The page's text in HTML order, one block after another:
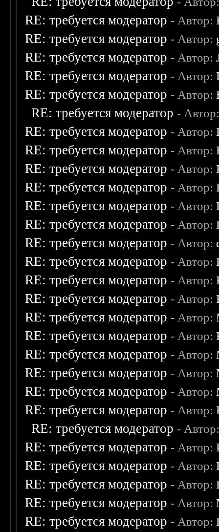
RE: требуется модератор - Автор:
RE: требуется модератор - Автор:
RE: требуется модератор - Автор:
RE: требуется модератор - Автор:
RE: требуется модератор - Автор:
RE: требуется модератор -
RE: требуется модератор - Автор:
RE: требуется модератор - Автор:
RE: требуется модератор - Автор:
RE: требуется модератор - Автор:
RE: требуется модератор - Автор:
RE: требуется модератор - Автор:
RE: требуется модератор - Автор:
RE: требуется модератор - Автор:
RE: требуется модератор - Автор:
RE: требуется модератор - Автор:
RE: требуется модератор - Автор:
RE: требуется модератор - Автор:
RE: требуется модератор - Автор:
RE: требуется модератор - Автор:
RE: требуется модератор - Автор:
RE: требуется модератор - Автор:
RE: требуется модератор -
RE: требуется модератор - Автор:
RE: требуется модератор - Автор:
RE: требуется модератор - Автор:
RE: требуется модератор - Автор:
RE: требуется модератор - Автор: